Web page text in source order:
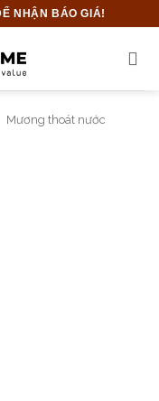
NHẬN BÁO GIÁ!
Mương thoát nước